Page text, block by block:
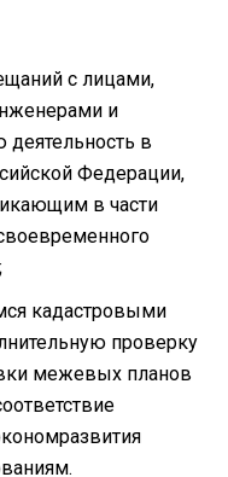
с лицами,
и
в
Федерации,
в части
кадастровыми
проверку
межевых планов